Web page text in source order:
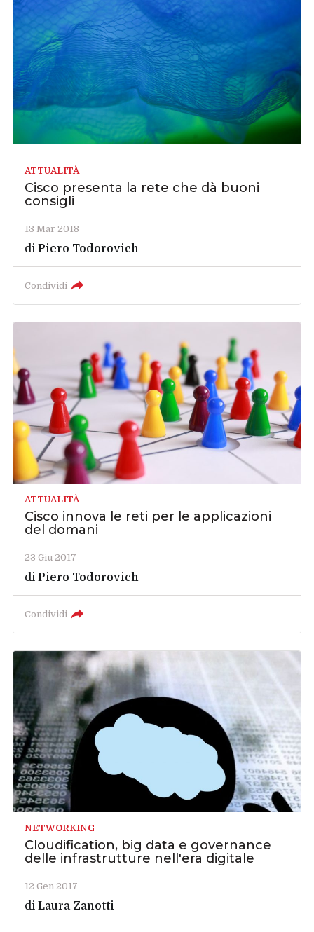
ATTUALITÀ
Cisco presenta la rete che dà buoni
consigli
13 Mar 2018
diPiero Todorovich
Condividi
ATTUALITÀ
Cisco innova le reti per le applicazioni
del domani
23 Giu 2017
diPiero Todorovich
Condividi
NETWORKING
Cloudification, big data e governance
delle infrastrutture nell'era digitale
12 Gen 2017
diLaura Zanotti